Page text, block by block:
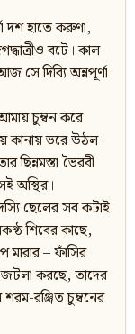
দশ হাতে করুণা,
বটে। কাল
সে দিব্যি অন্নপূর্ণা
চুম্বন করে
কানায় ভরে উঠল।
ছিন্নমস্তা ভৈরবী
অস্থির।
ছেলের সব কটাই
শিবের কাছে,
মারার – ফাঁসির
জটলা করছে, তাদের
রঞ্জিত চুম্বনের